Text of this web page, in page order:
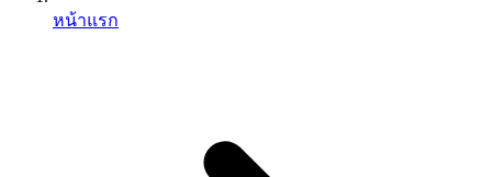
หน้าแรก